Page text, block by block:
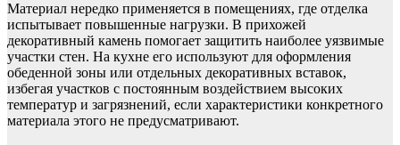
Материал нередко применяется в помещениях, где отделка
испытывает повышенные нагрузки. В прихожей
декоративный камень помогает защитить наиболее уязвимые
участки стен. На кухне его используют для оформления
обеденной зоны или отдельных декоративных вставок,
избегая участков с постоянным воздействием высоких
температур и загрязнений, если характеристики конкретного
материала этого не предусматривают.